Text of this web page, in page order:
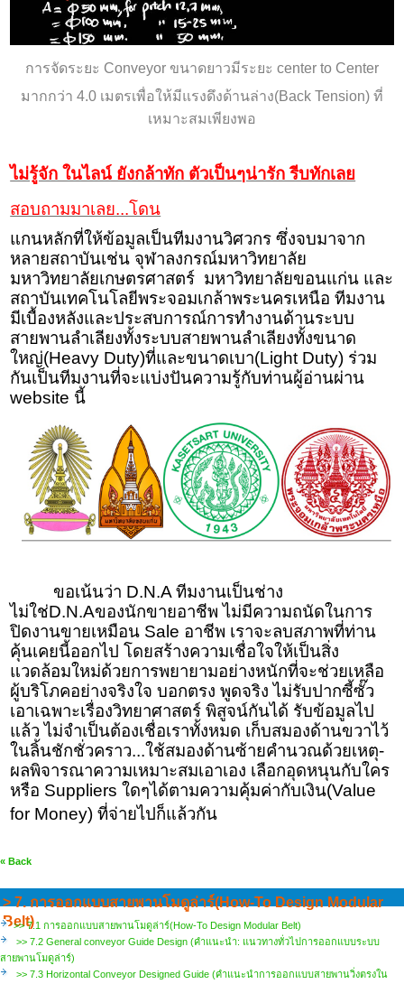
การจัดระยะ Conveyor ขนาดยาวมีระยะ center to Center
มากกว่า 4.0 เมตรเพื่อให้มีแรงดึงด้านล่าง(Back Tension) ที่
เหมาะสมเพียงพอ
ไม่รู้จัก ในไลน์ ยังกล้าทัก ตัวเป็นๆน่ารัก รีบทักเลย
สอบถามมาเลย...โดน
แกนหลักที่ให้ข้อมูลเป็นทีมงานวิศวกร ซึ่งจบมาจาก
หลายสถาบันเช่น จุฬาลงกรณ์มหาวิทยาลัย
มหาวิทยาลัยเกษตรศาสตร์ มหาวิทยาลัยขอนแก่น และ
สถาบันเทคโนโลยีพระจอมเกล้าพระนครเหนือ ทีมงาน
มีเบื้องหลังและประสบการณ์การทำงานด้านระบบ
สายพานลำเลียงทั้งระบบสายพานลำเลียงทั้งขนาด
ใหญ่(Heavy Duty)ที่และขนาดเบา(Light Duty) ร่วม
กันเป็นทีมงานที่จะแบ่งปันความรู้กับท่านผู้อ่านผ่าน
website นี้
ขอเน้นว่า D.N.Aทีมงานเป็นช่าง
ไม่ใช่D.N.Aของนักขายอาชีพ ไม่มีความถนัดในการ
ปิดงานขายเหมือน Sale อาชีพ เราจะลบสภาพที่ท่าน
คุ้นเคยนี้ออกไป โดยสร้างความเชื่อใจให้เป็นสิ่ง
แวดล้อมใหม่ด้วยการพยายามอย่างหนักที่จะช่วยเหลือ
ผู้บริโภคอย่างจริงใจ บอกตรง พูดจริง ไม่รับปากซี้ซั๊ว
เอาเฉพาะเรื่องวิทยาศาสตร์ พิสูจน์กันได้ รับข้อมูลไป
แล้ว ไม่จำเป็นต้องเชื่อเราทั้งหมด เก็บสมองด้านขวาไว้
ในลิ้นชักชั่วคราว...ใช้สมองด้านซ้ายคำนวณด้วยเหตุ-
ผลพิจารณาความเหมาะสมเอาเอง เลือกอุดหนุนกับใคร
หรือ Suppliersใดๆได้ตามความคุ้มค่ากับเงิน(Value
for Money)ที่จ่ายไปก็แล้วกัน
« Back
> 7. การออกแบบสายพานโมดูล่าร์(How-To Design Modular
Belt)
>> 7.1 การออกแบบสายพานโมดูล่าร์(How-To Design Modular Belt)
>> 7.2 General conveyor Guide Design (คำแนะนำ: แนวทางทั่วไปการออกแบบระบบ
สายพานโมดูล่าร์)
>> 7.3 Horizontal Conveyor Designed Guide (คำแนะนำการออกแบบสายพานวิ่งตรงใน